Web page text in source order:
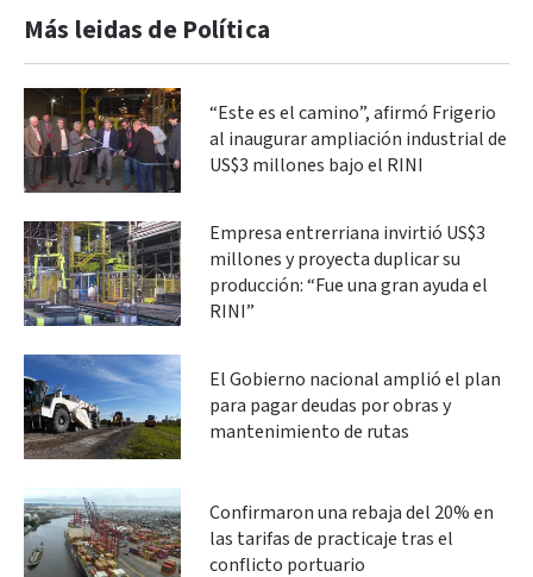
Más leidas de Política
“Este es el camino”, afirmó Frigerio
al inaugurar ampliación industrial de
US$3 millones bajo el RINI
Empresa entrerriana invirtió US$3
millones y proyecta duplicar su
producción: “Fue una gran ayuda el
RINI”
El Gobierno nacional amplió el plan
para pagar deudas por obras y
mantenimiento de rutas
Confirmaron una rebaja del 20% en
las tarifas de practicaje tras el
conflicto portuario